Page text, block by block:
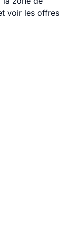
voir les offres